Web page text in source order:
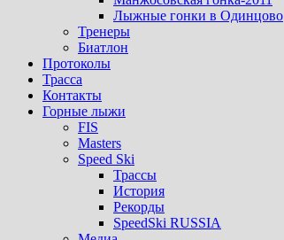
Лыжные гонки в Одинцово
Тренеры
Биатлон
Протоколы
Трасса
Контакты
Горные лыжи
FIS
Masters
Speed Ski
Трассы
История
Рекорды
SpeedSki RUSSIA